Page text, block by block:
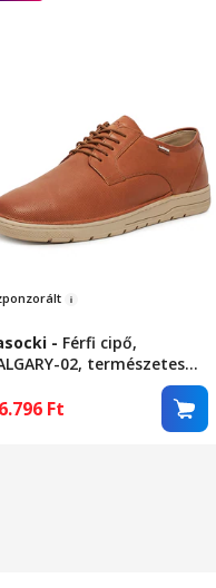
orált
- Férfi cipő,
02, természetes
Ft